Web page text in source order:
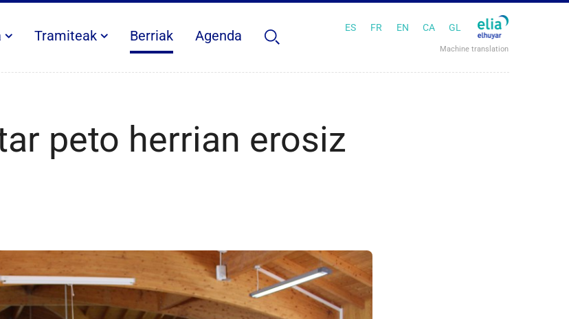
Tramiteak Berriak Agenda ES FR EN CA GL
Machine translation
peto herrian erosiz